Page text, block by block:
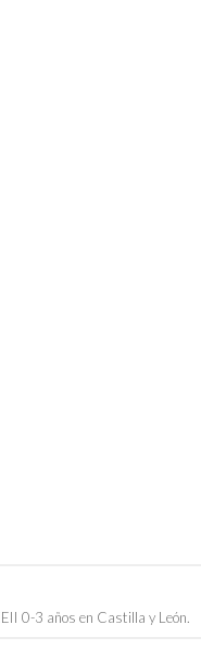
0-3 años en Castilla y León.